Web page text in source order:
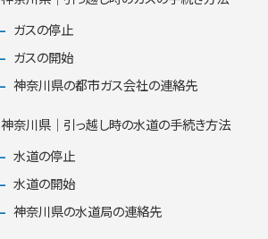
ガスの停止
ガスの開始
神奈川県の都市ガス会社の連絡先
神奈川県｜引っ越し時の水道の手続き方法
水道の停止
水道の開始
神奈川県の水道局の連絡先